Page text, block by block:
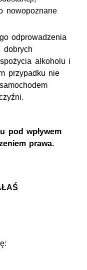
nowopoznane
odprowadzenia
dobrych
alkoholu i
przypadku nie
pod wpływem
prawa.